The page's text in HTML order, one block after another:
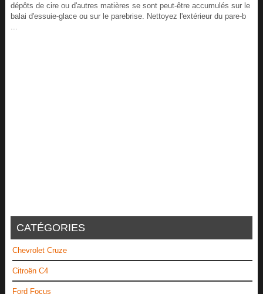
dépôts de cire ou d'autres matières se sont peut-être accumulés sur le
balai d'essuie-glace ou sur le parebrise. Nettoyez l'extérieur du pare-b
CATÉGORIES
Chevrolet Cruze
Citroën C4
Ford Focus